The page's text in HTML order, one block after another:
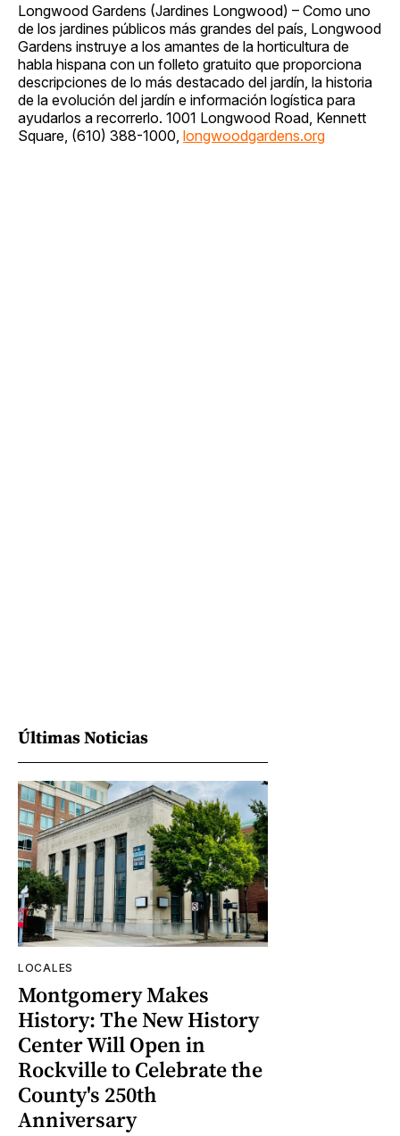
Longwood Gardens (Jardines Longwood) – Como uno
de los jardines públicos más grandes del país, Longwood
Gardens instruye a los amantes de la horticultura de
habla hispana con un folleto gratuito que proporciona
descripciones de lo más destacado del jardín, la historia
de la evolución del jardín e información logística para
ayudarlos a recorrerlo. 1001 Longwood Road, Kennett
Square, (610) 388-1000, longwoodgardens.org
Últimas Noticias
LOCALES
Montgomery Makes
History: The New History
Center Will Open in
Rockville to Celebrate the
County's 250th
Anniversary